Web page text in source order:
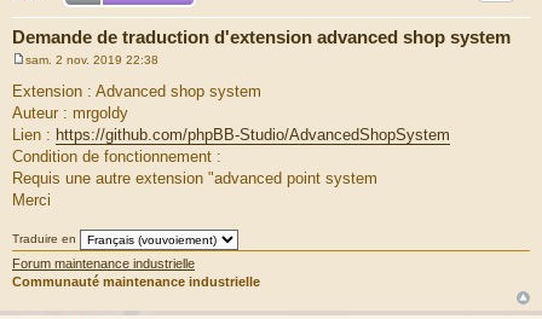
Demande de traduction d'extension advanced shop system
e
s
s
a
g
e
sam. 2 nov. 2019 22:38
Extension : Advanced shop system
Auteur : mrgoldy
Lien : https://github.com/phpBB-Studio/AdvancedShopSystem
Condition de fonctionnement :
Requis une autre extension "advanced point system
Merci
Traduire en
Forum maintenance industrielle
Communauté maintenance industrielle